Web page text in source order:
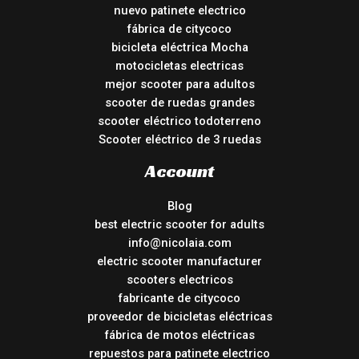
nuevo patinete electrico
fábrica de citycoco
bicicleta eléctrica Mocha
motocicletas electricas
mejor scooter para adultos
scooter de ruedas grandes
scooter eléctrico todoterreno
Scooter eléctrico de 3 ruedas
Account
Blog
best electric scooter for adults
info@nicolaia.com
electric scooter manufacturer
scooters electricos
fabricante de citycoco
proveedor de bicicletas eléctricas
fábrica de motos eléctricas
repuestos para patinete electrico